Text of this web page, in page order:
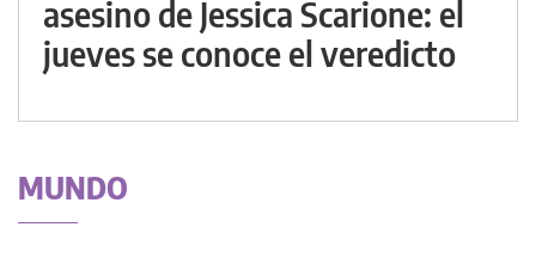
asesino de Jessica Scarione: el
jueves se conoce el veredicto
MUNDO